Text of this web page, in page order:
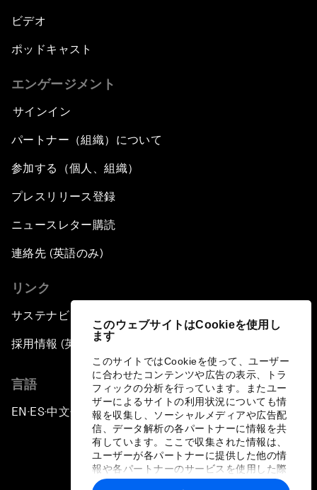
このウェブサイトはCookieを使用し
ます
このサイトではCookieを使って、ユーザー
に合わせたコンテンツや広告の表示、トラ
フィックの分析を行っています。またユー
ザーによるサイトの利用状況についても情
報を収集し、ソーシャルメディアや広告配
信、データ解析の各パートナーに情報を共
有しています。ここで収集された情報は、
ユーザーが各パートナーに提供した他の情
報や各パートナーのサービスを使用した際
に収集された情報と組み合わされ、各パー
ビデオ
ポッドキャスト
エンゲージメント
サインイン
パートナー（組織）について
参加する（個人、組織）
プレスリリース登録
ニュースレター購読
連絡先 (英語のみ)
リンク
サステナビリティへの取り組み
採用情報 (英語のみ)
言語
EN ▪ES▪中文▪ 日本語